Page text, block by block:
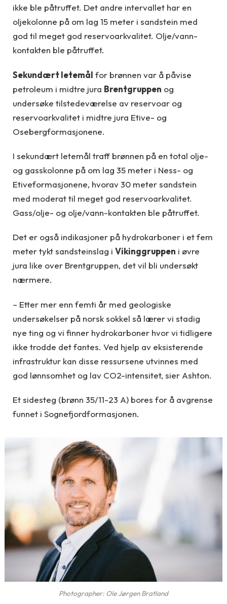
ikke ble påtruffet. Det andre intervallet har en
oljekolonne på om lag 15 meter i sandstein med
god til meget god reservoarkvalitet. Olje/vann-
kontakten ble påtruffet.
Sekundært letemål for brønnen var å påvise
petroleum i midtre jura Brentgruppen og
undersøke tilstedeværelse av reservoar og
reservoarkvalitet i midtre jura Etive- og
Osebergformasjonene.
I sekundært letemål traff brønnen på en total olje-
og gasskolonne på om lag 35 meter i Ness- og
Etiveformasjonene, hvorav 30 meter sandstein
med moderat til meget god reservoarkvalitet.
Gass/olje- og olje/vann-kontakten ble påtruffet.
Det er også indikasjoner på hydrokarboner i et fem
meter tykt sandsteinslag i Vikinggruppen i øvre
jura like over Brentgruppen, det vil bli undersøkt
nærmere.
– Etter mer enn femti år med geologiske
undersøkelser på norsk sokkel så lærer vi stadig
nye ting og vi finner hydrokarboner hvor vi tidligere
ikke trodde det fantes. Ved hjelp av eksisterende
infrastruktur kan disse ressursene utvinnes med
god lønnsomhet og lav CO2-intensitet, sier Ashton.
Et sidesteg (brønn 35/11-23 A) bores for å avgrense
funnet i Sognefjordformasjonen.
Photographer: Ole Jørgen Bratland